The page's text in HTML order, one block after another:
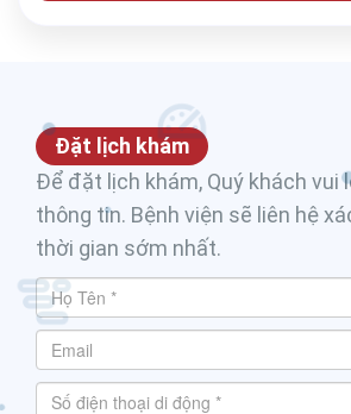
Đặt lịch khám
Để đặt lịch khám, Quý khách vui
thông tin. Bệnh viện sẽ liên hệ
thời gian sớm nhất.